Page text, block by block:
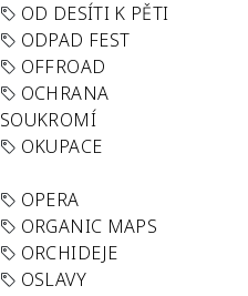
OD DESÍTI K PĚTI
ODPAD FEST
OFFROAD
OCHRANA
SOUKROMÍ
OKUPACE
OPERA
ORGANIC MAPS
ORCHIDEJE
OSLAVY